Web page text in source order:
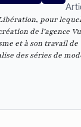
, pour
de l’agence
et à son travail de
des séries de